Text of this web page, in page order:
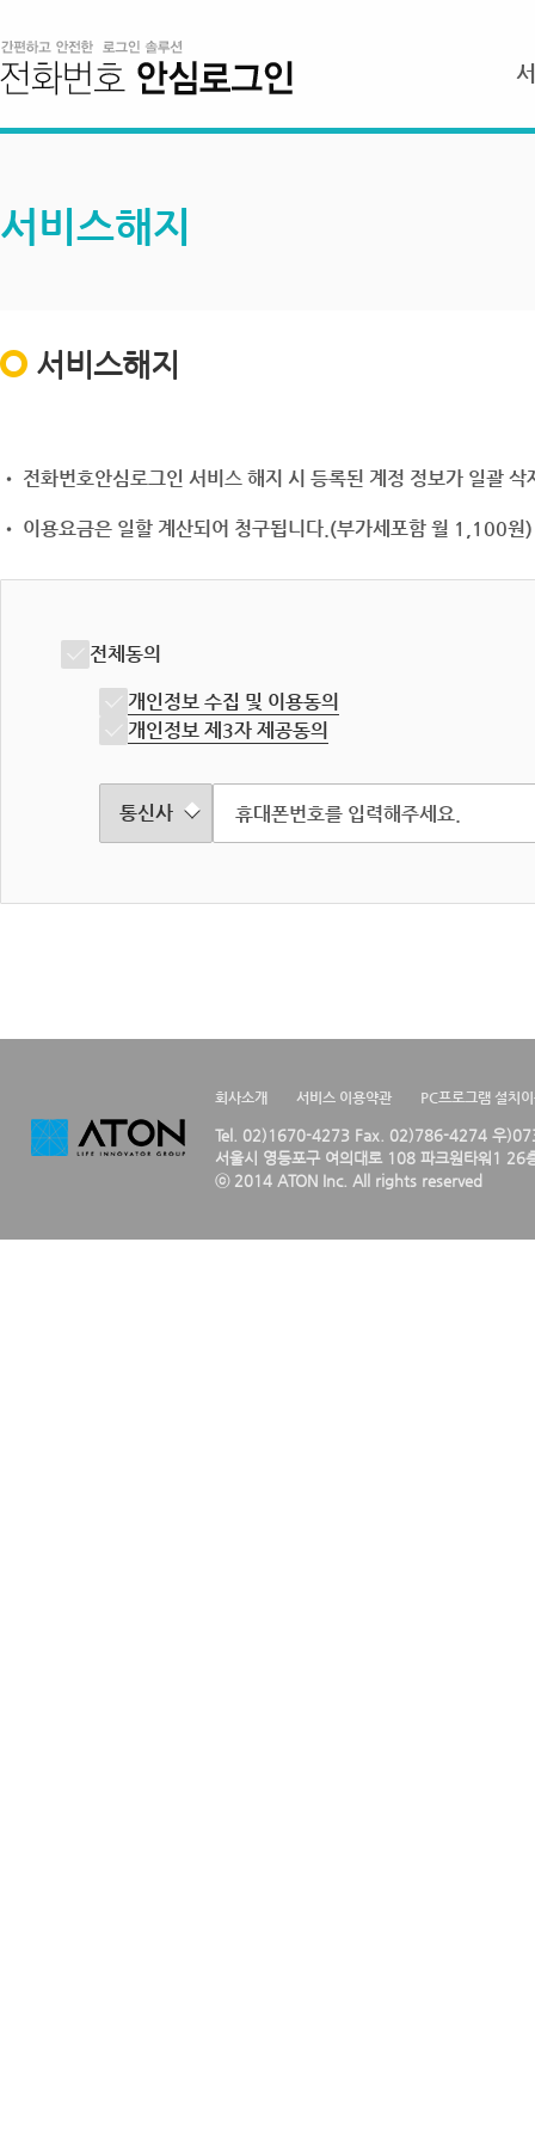
서비스해지
서비스해지
• 전화번호안심로그인 서비스 해지 시 등록된 계정 정보가 일괄
• 이용요금은 일할 계산되어 청구됩니다.(부가세포함 월 1,100원)
전체동의
개인정보 수집 및 이용동의
개인정보 제3자 제공동의
회사소개 서비스 이용약관 PC프로그램 설치
Tel. 02)1670-4273 Fax. 02)786-4274 우
서울시 영등포구 여의대로 108 파크원타워1 26
ⓒ 2014 ATON Inc. All rights reserved